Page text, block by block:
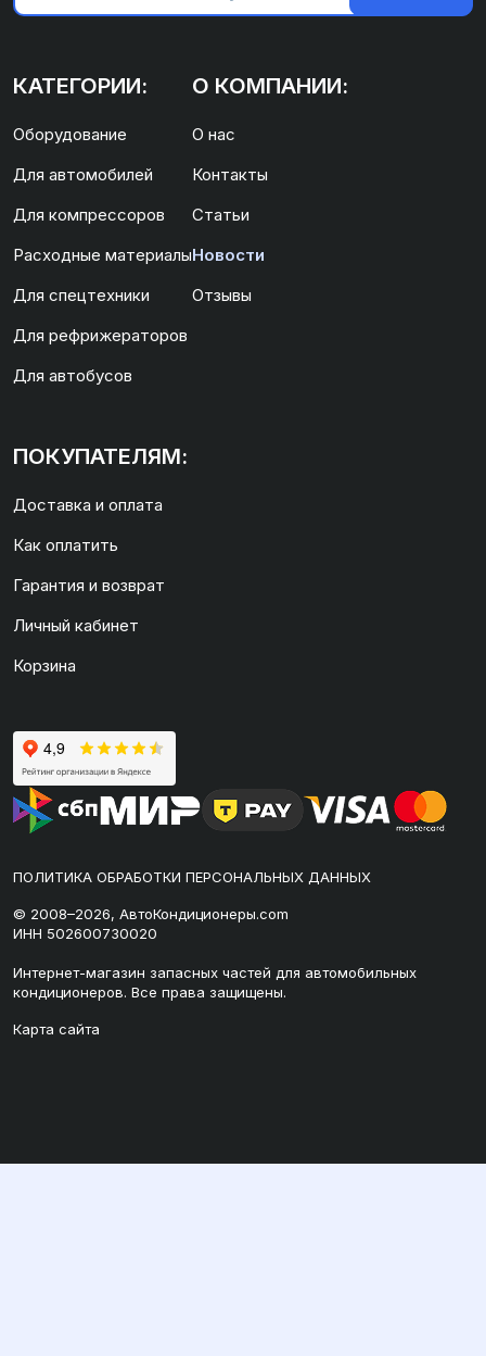
КАТЕГОРИИ:
Оборудование
Для автомобилей
Для компрессоров
Расходные материалы
Для спецтехники
Для рефрижераторов
Для автобусов
О КОМПАНИИ:
О нас
Контакты
Статьи
Новости
Отзывы
ПОКУПАТЕЛЯМ:
Доставка и оплата
Как оплатить
Гарантия и возврат
Личный кабинет
Корзина
ПОЛИТИКА ОБРАБОТКИ ПЕРСОНАЛЬНЫХ ДАННЫХ
© 2008–2026, АвтоКондиционеры.com
ИНН 502600730020
Интернет-магазин запасных частей для автомобильных
кондиционеров. Все права защищены.
Карта сайта